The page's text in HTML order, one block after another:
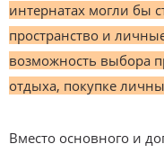
интернатах могли бы
пространство и
возможность выбора
отдыха, покупке
Вместо основного и